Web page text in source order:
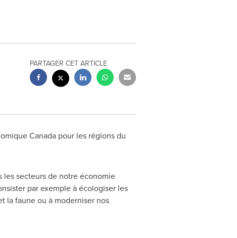
PARTAGER CET ARTICLE
Canadapour les régions du
secteurs de notre économie
par exemple à écologiser les
la faune ou à moderniser nos